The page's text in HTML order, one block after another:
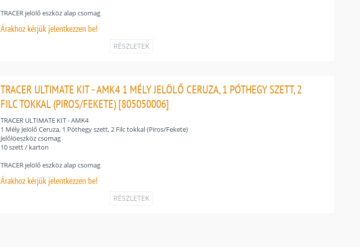
TRACER jelölő eszköz alap csomag
Árakhoz kérjük jelentkezzen be!
RÉSZLETEK
TRACER ULTIMATE KIT - AMK4 1 MÉLY JELÖLŐ CERUZA, 1 PÓTHEGY SZETT, 2
FILC TOKKAL (PIROS/FEKETE) [805050006]
TRACER ULTIMATE KIT - AMK4
1 Mély Jelölő Ceruza, 1 Póthegy szett, 2 Filc tokkal (Piros/Fekete)
Jelőlöeszköz csomag
10 szett / karton
TRACER jelölő eszköz alap csomag
Árakhoz kérjük jelentkezzen be!
RÉSZLETEK